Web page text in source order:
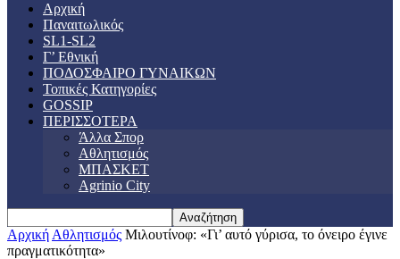
Αρχική
Παναιτωλικός
SL1-SL2
Γ’ Εθνική
ΠΟΔΟΣΦΑΙΡΟ ΓΥΝΑΙΚΩΝ
Τοπικές Κατηγορίες
GOSSIP
ΠΕΡΙΣΣΟΤΕΡΑ
Άλλα Σπορ
Αθλητισμός
ΜΠΑΣΚΕΤ
Agrinio City
Αρχική Αθλητισμός Μιλουτίνοφ: «Γι’ αυτό γύρισα, το όνειρο έγινε
πραγματικότητα»